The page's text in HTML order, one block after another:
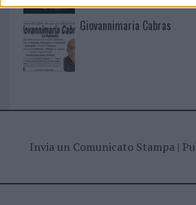
Giovannimaria Cabras
Invia un Comunicato Stampa|